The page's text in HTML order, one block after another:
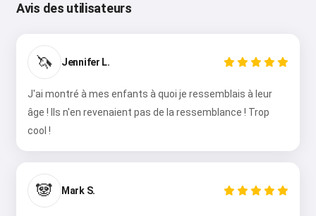
Avis des utilisateurs
🦄 Jennifer L.
J'ai montré à mes enfants à quoi je ressemblais à leur
âge ! Ils n'en revenaient pas de la ressemblance ! Trop
cool !
🐼 Mark S.